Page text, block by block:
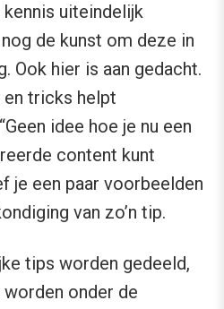
uiteindelijk
de kunst om deze in
Ook hier is aan gedacht.
tricks helpt
idee hoe je nu een
content kunt
je een paar voorbeelden
van zo’n tip.
tips worden gedeeld,
onder de